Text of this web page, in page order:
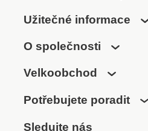
Užitečné informace
O společnosti
Velkoobchod
Potřebujete poradit
Sledujte nás